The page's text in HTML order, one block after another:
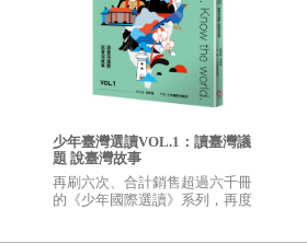
少年臺灣選讀VOL.1：讀臺灣議
題 說臺灣故事
再刷六次、合計銷售超過六千冊
的《少年國際選讀》系列，再度